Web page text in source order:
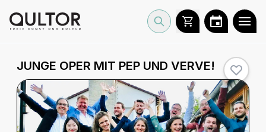
JUNGE OPER MIT PEP UND VERVE!